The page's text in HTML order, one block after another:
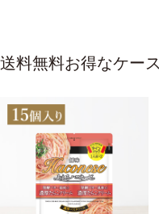
送料無料お得なケー